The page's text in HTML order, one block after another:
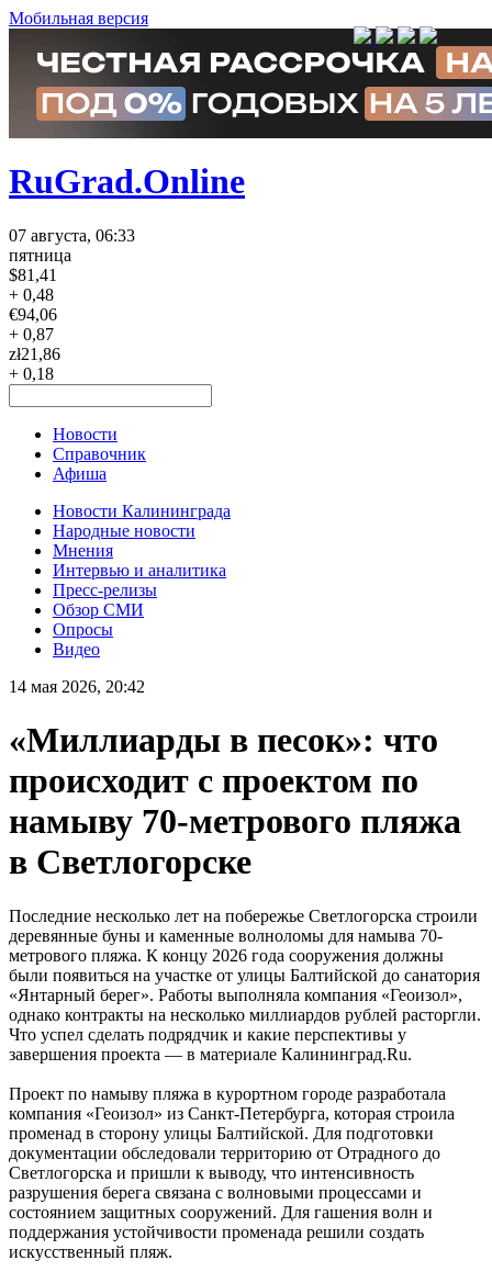
Мобильная версия
RuGrad.Online
07 августа, 06:33
пятница
$81,41
+ 0,48
€94,06
+ 0,87
zł21,86
+ 0,18
Новости
Справочник
Афиша
Новости Калининграда
Народные новости
Мнения
Интервью и аналитика
Пресс-релизы
Обзор СМИ
Опросы
Видео
14 мая 2026, 20:42
«Миллиарды в песок»: что
происходит с проектом по
намыву 70-метрового пляжа
в Светлогорске
Последние несколько лет на побережье Светлогорска строили
деревянные буны и каменные волноломы для намыва 70-
метрового пляжа. К концу 2026 года сооружения должны
были появиться на участке от улицы Балтийской до санатория
«Янтарный берег». Работы выполняла компания «Геоизол»,
однако контракты на несколько миллиардов рублей расторгли.
Что успел сделать подрядчик и какие перспективы у
завершения проекта — в материале Калининград.Ru.
Проект по намыву пляжа в курортном городе разработала
компания «Геоизол» из Санкт-Петербурга, которая строила
променад в сторону улицы Балтийской. Для подготовки
документации обследовали территорию от Отрадного до
Светлогорска и пришли к выводу, что интенсивность
разрушения берега связана с волновыми процессами и
состоянием защитных сооружений. Для гашения волн и
поддержания устойчивости променада решили создать
искусственный пляж.